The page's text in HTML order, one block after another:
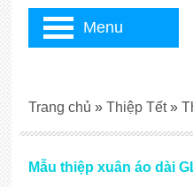
Mẫu thiệp xuân áo dài
Trang chủ » Thiệp Tết »
Menu